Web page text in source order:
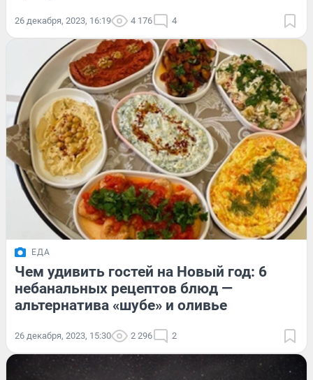
26 декабря, 2023, 16:19 4 176 4
ЕДА
Чем удивить гостей на Новый год: 6
небанальных рецептов блюд —
альтернатива «шубе» и оливье
26 декабря, 2023, 15:30 2 296 2